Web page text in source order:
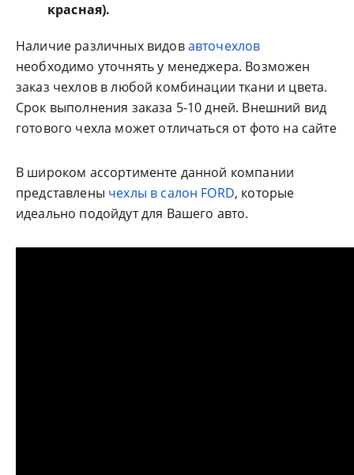
красная).
Наличие различных видовавточехлов
необходимо уточнять у менеджера. Возможен
заказ чехлов в любой комбинации ткани и цвета.
Срок выполнения заказа 5-10 дней. Внешний вид
готового чехла может отличаться от фото на сайте
В широком ассортименте данной компании
представлены чехлы в салон FORD, которые
идеально подойдут для Вашего авто.